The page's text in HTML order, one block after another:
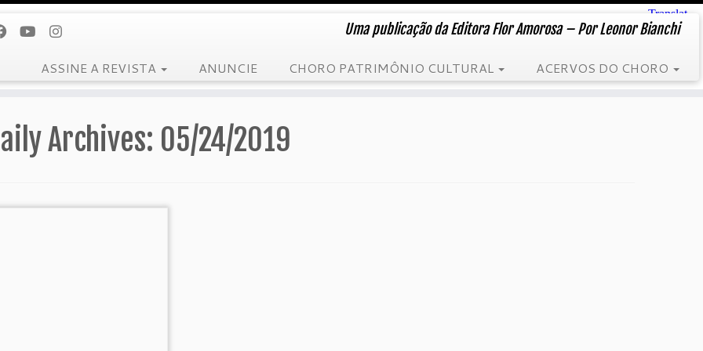
Uma publicação da Editora Flor Amorosa – Por Leonor Bianchi
ASSINE A REVISTA ANUNCIE CHORO PATRIMÔNIO CULTURAL ACERVOS DO CHORO
Archives: 05/24/2019